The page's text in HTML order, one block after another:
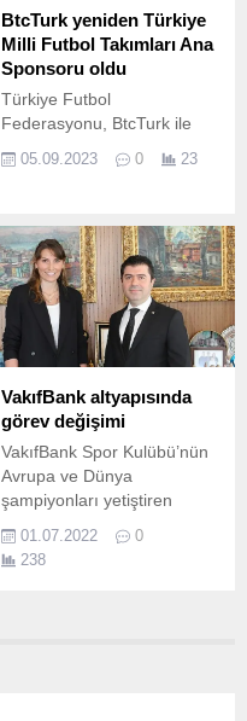
BtcTurk yeniden Türkiye
Milli Futbol Takımları Ana
Sponsoru oldu
Türkiye Futbol
Federasyonu, BtcTurk ile
Takımlar ile eMilli Takımlar
05.09.2023 0 23
VakıfBank altyapısında
görev değişimi
VakıfBank Spor Kulübü’nün
Avrupa ve Dünya
şampiyonları yetiştiren
idari kadrosu belli oldu.
01.07.2022
0
238